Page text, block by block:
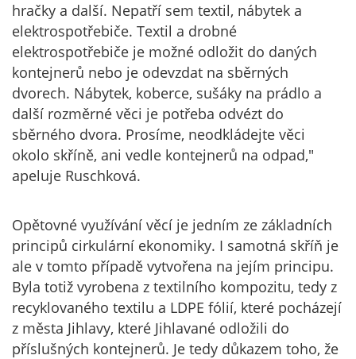
hračky a další. Nepatří sem textil, nábytek a
elektrospotřebiče. Textil a drobné
elektrospotřebiče je možné odložit do daných
kontejnerů nebo je odevzdat na sběrných
dvorech. Nábytek, koberce, sušáky na prádlo a
další rozměrné věci je potřeba odvézt do
sběrného dvora. Prosíme, neodkládejte věci
okolo skříně, ani vedle kontejnerů na odpad,"
apeluje Ruschková.
Opětovné využívání věcí je jedním ze základních
principů cirkulární ekonomiky. I samotná skříň je
ale v tomto případě vytvořena na jejím principu.
Byla totiž vyrobena z textilního kompozitu, tedy z
recyklovaného textilu a LDPE fólií, které pocházejí
z města Jihlavy, které Jihlavané odložili do
příslušných kontejnerů. Je tedy důkazem toho, že